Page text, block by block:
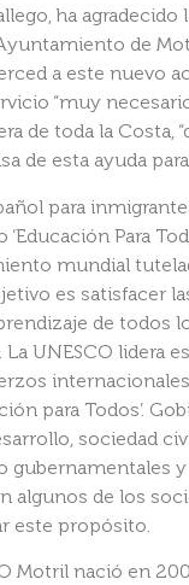
ha agradecido
de
a este nuevo
“muy
de toda la Costa,
de esta ayuda para
para
Para
mundial
es satisfacer
de todos
UNESCO lidera
para Todos’.
sociedad
gubernamentales
algunos de los
este propósito.
Motril nació en